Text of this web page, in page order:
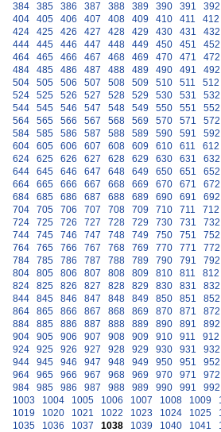
384
385 386 387 388 389 390 391 392
404
405 406 407 408 409 410 411 412
424
425 426 427 428 429 430 431 432
444
445 446 447 448 449 450 451 452
464
465 466 467 468 469 470 471 472
484
485 486 487 488 489 490 491 492
504
505 506 507 508 509 510 511 512
524
525 526 527 528 529 530 531 532
544
545 546 547 548 549 550 551 552
564
565 566 567 568 569 570 571 572
584
585 586 587 588 589 590 591 592
604
605 606 607 608 609 610 611 612
624
625 626 627 628 629 630 631 632
644
645 646 647 648 649 650 651 652
664
665 666 667 668 669 670 671 672
684
685 686 687 688 689 690 691 692
704
705 706 707 708 709 710 711 712
724
725 726 727 728 729 730 731 732
744
745 746 747 748 749 750 751 752
764
765 766 767 768 769 770 771 772
784
785 786 787 788 789 790 791 792
804
805 806 807 808 809 810 811 812
824
825 826 827 828 829 830 831 832
844
845 846 847 848 849 850 851 852
864
865 866 867 868 869 870 871 872
884
885 886 887 888 889 890 891 892
904
905 906 907 908 909 910 911 912
924
925 926 927 928 929 930 931 932
944
945 946 947 948 949 950 951 952
964
965 966 967 968 969 970 971 972
984
985 986 987 988 989 990 991 992
1003
1004 1005 1006 1007 1008 1009
1019
1020 1021 1022 1023 1024 1025
1035
1036 1037 1038 1039 1040 1041